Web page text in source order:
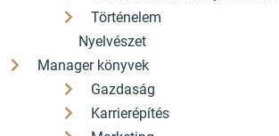
Történelem
Nyelvészet
Manager könyvek
Gazdaság
Karrierépítés